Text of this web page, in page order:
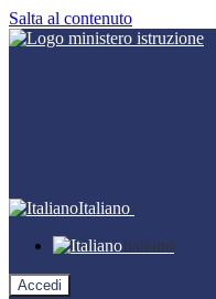
Salta al contenuto
Italiano
Italiano
Accedi